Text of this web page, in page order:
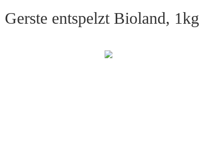
ONLINE-SHOP
Gerste entspelzt Bioland, 1kg